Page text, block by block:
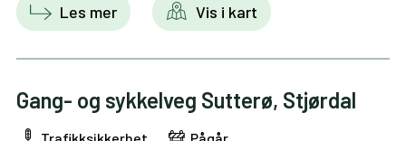
Les mer Vis i kart
Gang- og sykkelveg Sutterø, Stjørdal